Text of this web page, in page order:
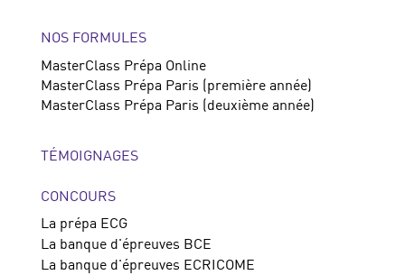
NOS FORMULES
MasterClass Prépa Online
MasterClass Prépa Paris (première année)
MasterClass Prépa Paris (deuxième année)
TÉMOIGNAGES
CONCOURS
La prépa ECG
La banque d'épreuves BCE
La banque d'épreuves ECRICOME